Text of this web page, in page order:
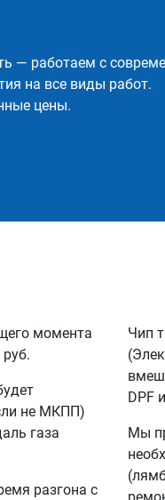
— работаем с
на все виды работ.
цены.
момента
не МКПП)
газа
разгона с
Чип
DPF
Мы